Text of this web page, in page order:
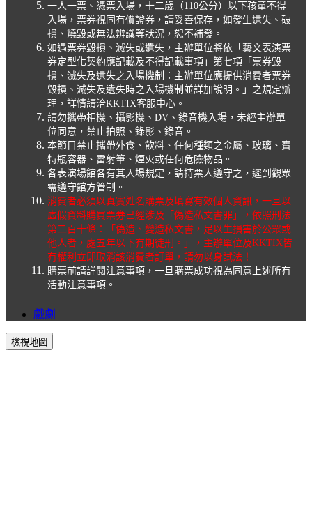
一人一票、憑票入場，十二歲（110公分）以下孩童不得
入場，票券視同有價證券，請妥善保存，如發生遺失、破
損、燒毀或無法辨識等狀況，恕不補發。
如遇票券毀損、滅失或遺失，主辦單位將依「藝文表演票
券定型化契約應記載及不得記載事項」第七項「票券毀
損、滅失及遺失之入場機制：主辦單位應提供消費者票券
毀損、滅失及遺失時之入場機制並詳加說明。」之規定辦
理，詳情請洽KKTIX客服中心。
請勿攜帶相機、攝影機、DV、錄音機入場，未經主辦單
位同意，禁止拍照、錄影、錄音。
本節目禁止攜帶外食、飲料、任何種類之金屬、玻璃、寶
特瓶容器、雷射筆、煙火或任何危險物品。
各表演場館各有其入場規定，請持票人遵守之，遲到觀眾
需遵守館方管制。
消費者必須以真實姓名購票及填寫有效個人資訊，一旦以
虛假資料購買票券已經涉及「偽造私文書罪」，依照刑法
第二百十條：「偽造、變造私文書，足以生損害於公眾或
他人者，處五年以下有期徒刑。」，主辦單位及KKTIX皆
有權利立即取消該消費者訂單，請勿以身試法！
購票前請詳閱注意事項，一旦購票成功視為同意上述所有
活動注意事項。
戲劇
檢視地圖